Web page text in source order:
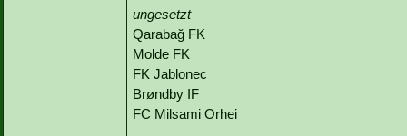
ungesetzt
Qarabağ FK
Molde FK
FK Jablonec
Brøndby IF
FC Milsami Orhei